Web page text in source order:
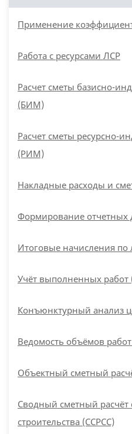
Применение
Работа с ресурсами ЛСР
Расчет сметы базисно-
(БИМ)
Расчет сметы ресурсно-
(РИМ)
Накладные расходы и
Формирование отчетных
Итоговые начисления по
Учёт выполненных работ
Конъюнктурный анализ
Ведомость объёмов
Объектный сметный
Сводный сметный расчёт
строительства (ССРСС)